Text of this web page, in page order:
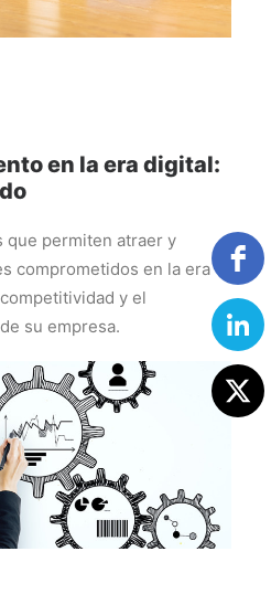
en la era digital:
que permiten atraer y
comprometidos en la era
y el
su empresa.